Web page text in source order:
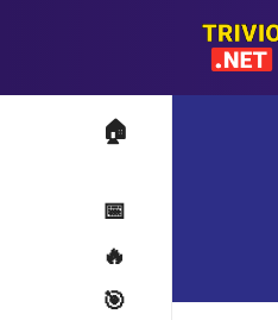
🏠
📅
🔥
🎯